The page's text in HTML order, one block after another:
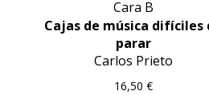
Cara B
Cajas de música difíciles
parar
Carlos Prieto
16,50 €